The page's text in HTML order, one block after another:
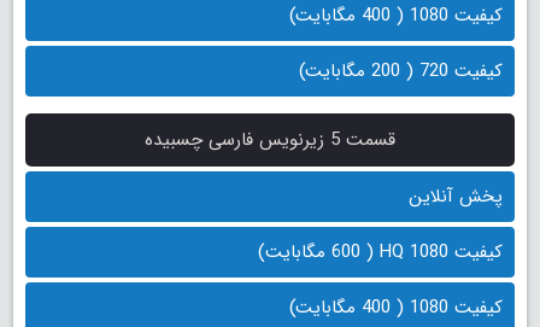
کیفیت 1080 ( 400 مگابایت)
کیفیت 720 ( 200 مگابایت)
قسمت 5 زیرنویس فارسی چسبیده
پخش آنلاین
کیفیت 1080 HQ ( 600 مگابایت)
کیفیت 1080 ( 400 مگابایت)